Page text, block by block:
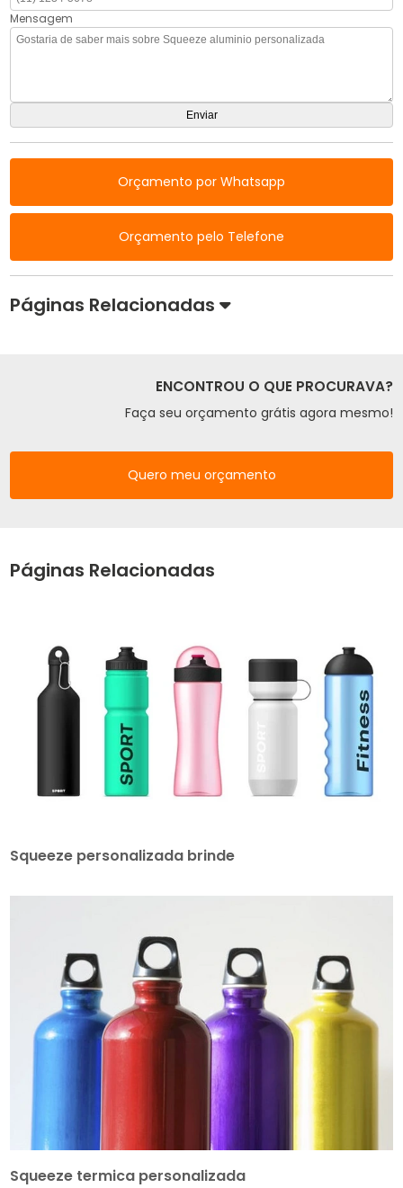
Mensagem
Orçamento por Whatsapp
Orçamento pelo Telefone
Páginas Relacionadas
ENCONTROU O QUE PROCURAVA?
Faça seu orçamento grátis agora mesmo!
Quero meu orçamento
Páginas Relacionadas
Squeeze personalizada brinde
Squeeze termica personalizada